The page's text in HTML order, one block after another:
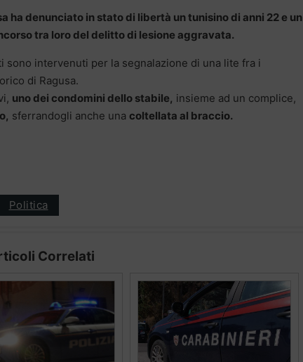
ha denunciato in stato di libertà un tunisino di anni 22 e un
tra loro del delitto di lesione aggravata.
intervenuti per la segnalazione di una lite fra i
di Ragusa.
uno dei condomini dello stabile, insieme ad un complice,
sferrandogli anche una coltellata al braccio.
Politica
Correlati